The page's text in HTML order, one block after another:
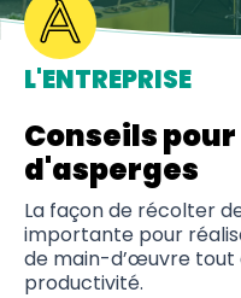
L'ENTREPRISE
Conseils
d'asperges
La façon de récolter
importante pour
de main-d’œuvre tout
productivité.